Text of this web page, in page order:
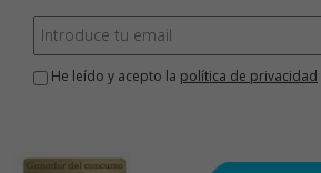
He leído y acepto la política de privacidad